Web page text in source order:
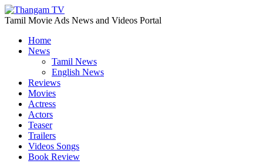
Tamil Movie Ads News and Videos Portal
Home
News
Tamil News
English News
Reviews
Movies
Actress
Actors
Teaser
Trailers
Videos Songs
Book Review